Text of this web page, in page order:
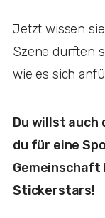
Jetzt wissen
Szene durften
wie es sich
Du willst auch
du für eine
Gemeinschaft
Stickerstars!